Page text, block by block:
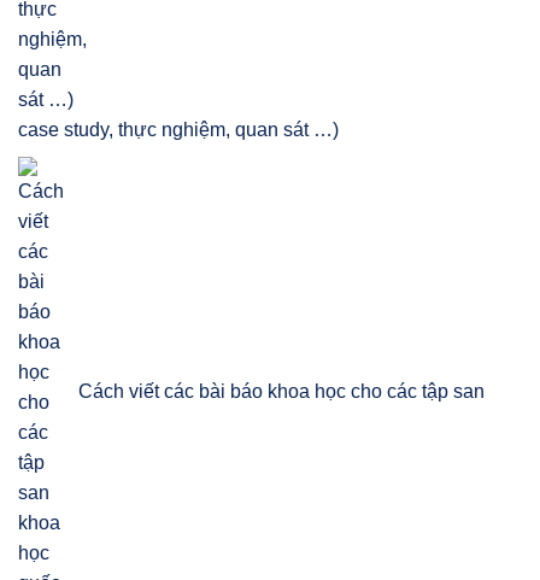
case study, thực nghiệm, quan sát …)
Cách viết các bài báo khoa học cho các tập san